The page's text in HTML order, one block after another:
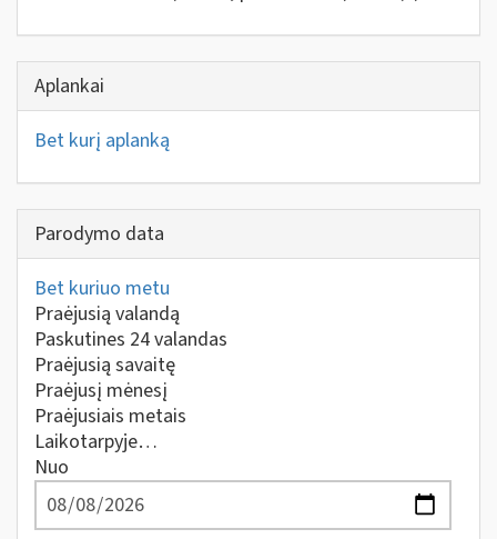
Aplankai
Bet kurį aplanką
Parodymo data
Bet kuriuo metu
Praėjusią valandą
Paskutines 24 valandas
Praėjusią savaitę
Praėjusį mėnesį
Praėjusiais metais
Laikotarpyje…
Nuo